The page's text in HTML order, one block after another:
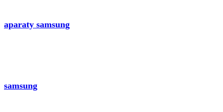
aparaty samsung
samsung